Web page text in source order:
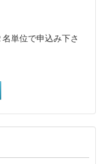
単位で申込み下さ